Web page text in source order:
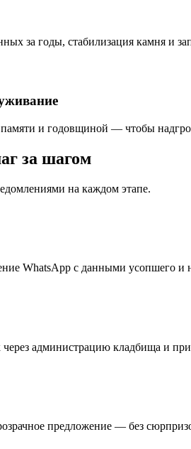
за годы, стабилизация камня и
и годовщиной — чтобы
за шагом
на каждом этапе.
WhatsApp с данными усопшего и
администрацию кладбища и
предложение — без